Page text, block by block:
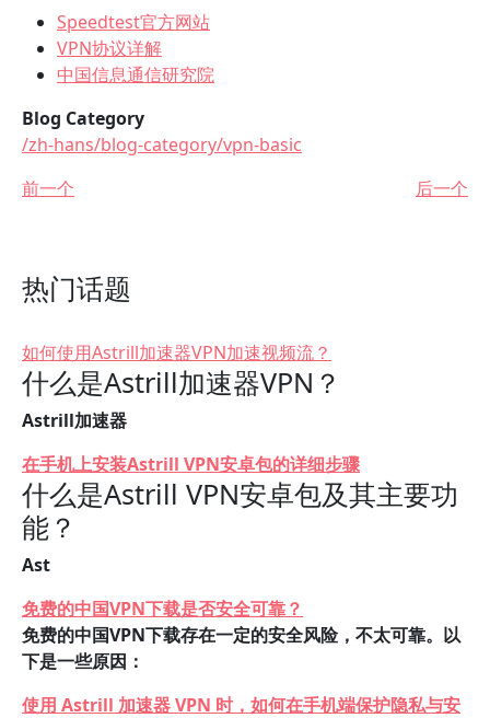
Speedtest官方网站
VPN协议详解
中国信息通信研究院
Blog Category
/zh-hans/blog-category/vpn-basic
前一个
后一个
热门话题
如何使用Astrill加速器VPN加速视频流？
什么是Astrill加速器VPN？
Astrill加速器
在手机上安装Astrill VPN安卓包的详细步骤
什么是Astrill VPN安卓包及其主要功
能？
Ast
免费的中国VPN下载是否安全可靠？
免费的中国VPN下载存在一定的安全风险，不太可靠。以
下是一些原因：
使用 Astrill 加速器 VPN 时，如何在手机端保护隐私与安